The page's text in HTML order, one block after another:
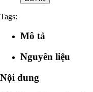
Tags:
Mô tả
Nguyên liệu
Nội dung